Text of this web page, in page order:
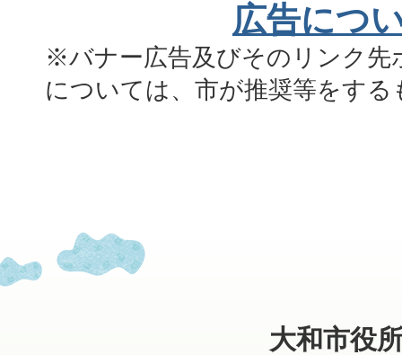
広告につ
※バナー広告及びそのリンク先
については、市が推奨等をす
大和市役